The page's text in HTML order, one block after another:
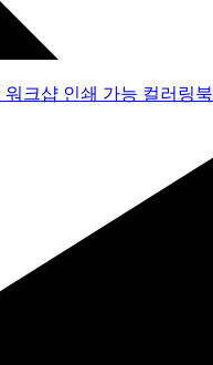
워크샵 인쇄 가능 컬러링북